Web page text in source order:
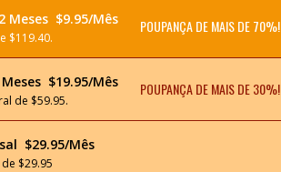
 $9.95/Mês
$119.40.
POUPANÇA DE MAIS DE 70%!
 $19.95/Mês
de $59.95.
POUPANÇA DE MAIS DE 30%!
 $29.95/Mês
$29.95